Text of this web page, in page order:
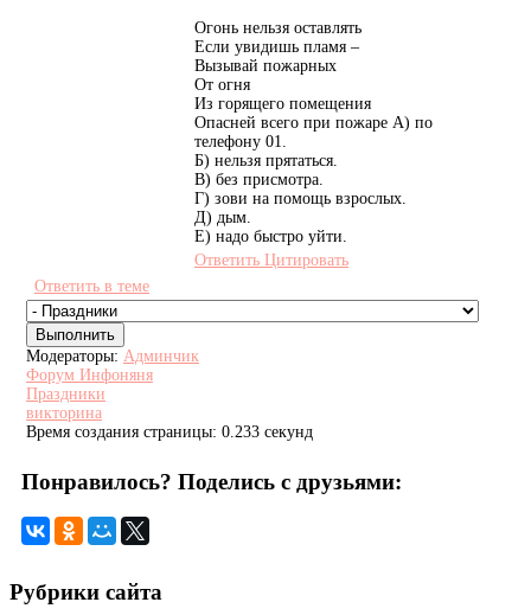
Огонь нельзя оставлять
Если увидишь пламя –
Вызывай пожарных
От огня
Из горящего помещения
Опасней всего при пожаре А) по
телефону 01.
Б) нельзя прятаться.
В) без присмотра.
Г) зови на помощь взрослых.
Д) дым.
Е) надо быстро уйти.
Ответить Цитировать
Ответить в теме
Модераторы: Админчик
Форум Инфоняня
Праздники
викторина
Время создания страницы: 0.233 секунд
Понравилось? Поделись с друзьями:
Рубрики сайта